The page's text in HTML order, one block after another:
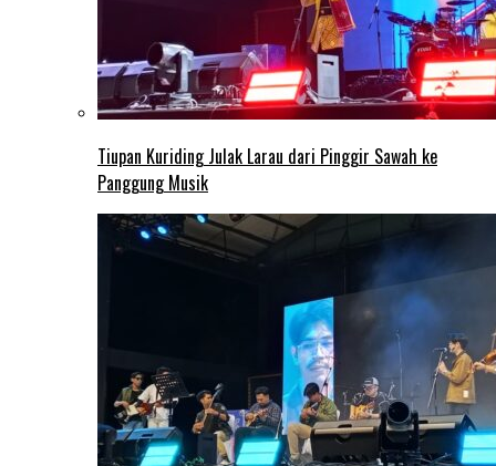
Tiupan Kuriding Julak Larau dari Pinggir Sawah ke
Panggung Musik